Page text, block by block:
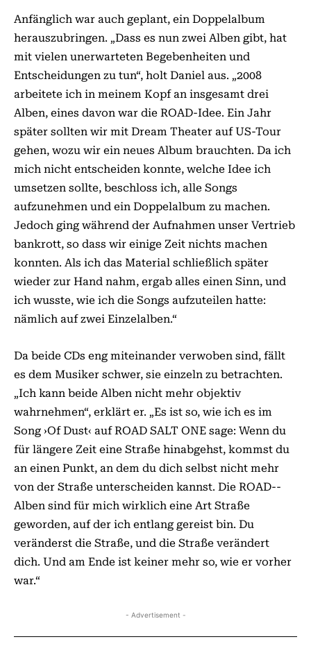
Anfänglich war auch geplant, ein Doppelalbum
herauszubringen. „Dass es nun zwei Alben gibt, hat
mit vielen unerwarteten Begebenheiten und
Entscheidungen zu tun“, holt Daniel aus. „2008
arbeitete ich in meinem Kopf an insgesamt drei
Alben, eines davon war die ROAD-Idee. Ein Jahr
später sollten wir mit Dream Thea­ter auf US-Tour
gehen, wozu wir ein neues Album brauchten. Da ich
mich nicht entscheiden konnte, welche Idee ich
umsetzen sollte, beschloss ich, alle Songs
aufzunehmen und ein Doppelalbum zu machen.
Jedoch ging während der Aufnahmen unser Vertrieb
bankrott, so dass wir einige Zeit nichts machen
konnten. Als ich das Material schließlich später
wieder zur Hand nahm, ergab alles einen Sinn, und
ich wusste, wie ich die Songs aufzuteilen hatte:
nämlich auf zwei Einzelalben.“
Da beide CDs eng miteinander verwoben sind, fällt
es dem Musiker schwer, sie einzeln zu betrachten.
„Ich kann beide Alben nicht mehr objektiv
wahrnehmen“, erklärt er. „Es ist so, wie ich es im
Song ›Of Dust‹ auf ROAD SALT ONE sage: Wenn du
für längere Zeit eine Straße hinabgehst, kommst du
an einen Punkt, an dem du dich selbst nicht mehr
von der Straße unterscheiden kannst. Die ROAD-­­
Alben sind für mich wirklich eine Art Straße
geworden, auf der ich entlang gereist bin. Du
veränderst die Straße, und die Straße verändert
dich. Und am Ende ist keiner mehr so, wie er vorher
war.“
- Advertisement -